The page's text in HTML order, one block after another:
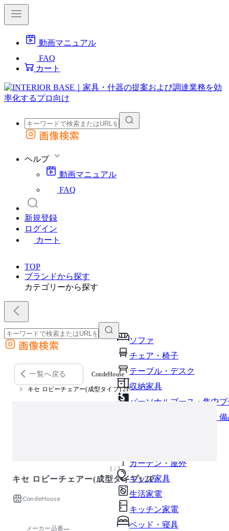
動画マニュアル
FAQ
カート
外部サイトの商品をカートに追加
画像検索
ヘルプ
動画マニュアル
FAQ
新規登録
ログイン
カート
TOP
ブランドから探す
カテゴリーから探す
ソファ
チェア・椅子
テーブル・デスク
収納家具
パーソナルブース・集中
オフィスアクセサリー・
ガーデン・屋外
キッズ家具
生活家電
キッチン家電
ベッド・寝具
外部サイトの商品をカートに追加
他のサイトで見つけた商品ページのURLを貼り付けて、カートに追加できます
画像検索
一覧へ戻る CondeHouse
キセ ロビーチェアー(成型タイプ) 2P
1 / 3
キセ ロビーチェアー(成型タイプ) 2P
CondeHouse
メーカー品番---